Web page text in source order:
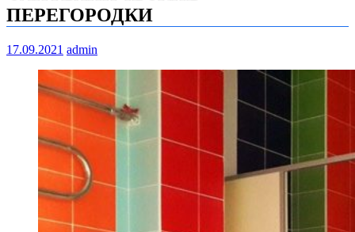
ПЕРЕГОРОДКИ
17.09.2021 admin